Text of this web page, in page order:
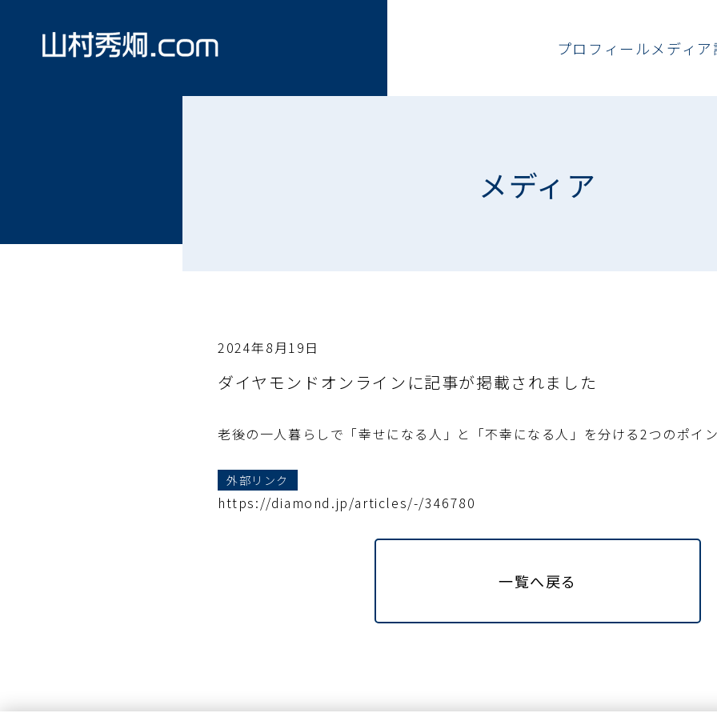
プロフィールメディア
メディア
2024年8月19日
ダイヤモンドオンラインに記事が掲載されました
老後の一人暮らしで「幸せになる人」と「不幸になる人」を分ける2つのポイ
外部リンク
https://diamond.jp/articles/-/346780
一覧へ戻る